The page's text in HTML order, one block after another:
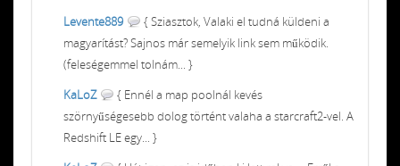
Levente889
{ Sziasztok, Valaki el tudná küldeni a
magyarítást? Sajnos már semelyik link sem működik.
(feleségemmel tolnám... }
KaLoZ
{ Ennél a map poolnál kevés
szörnyűségesebb dolog történt valaha a starcraft2-vel. A
Redshift LE egy... }